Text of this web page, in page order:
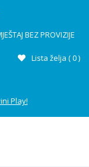
BEZ PROVIZIJE
Lista želja (0)
Play!